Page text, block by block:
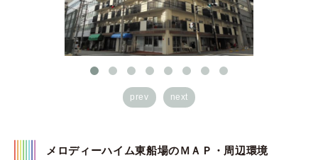
prev next
メロディーハイム東船場のＭＡＰ・周辺環境